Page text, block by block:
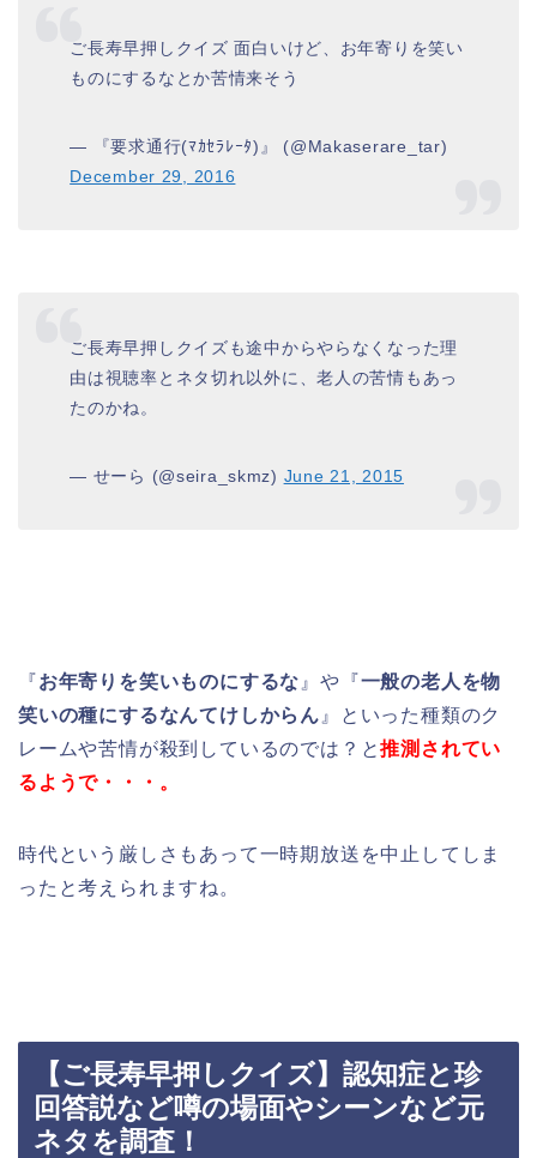
ご長寿早押しクイズ 面白いけど、お年寄りを笑い
ものにするなとか苦情来そう
— 『要求通行(ﾏｶｾﾗﾚｰﾀ)』 (@Makaserare_tar)
December 29, 2016
ご長寿早押しクイズも途中からやらなくなった理
由は視聴率とネタ切れ以外に、老人の苦情もあっ
たのかね。
— せーら (@seira_skmz) June 21, 2015
『お年寄りを笑いものにするな 』や『一般の老人を物
笑いの種にするなんてけしからん 』といった種類のク
レームや苦情が殺到しているのでは？と推測されてい
るようで・・・。
時代という厳しさもあって一時期放送を中止してしま
ったと考えられますね。
【ご長寿早押しクイズ】認知症と珍
回答説など噂の場面やシーンなど元
ネタを調査！